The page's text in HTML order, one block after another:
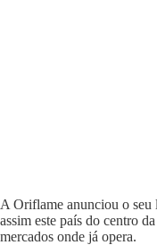
A Oriflame anunciou o seu
assim este país do centro
mercados onde já opera.